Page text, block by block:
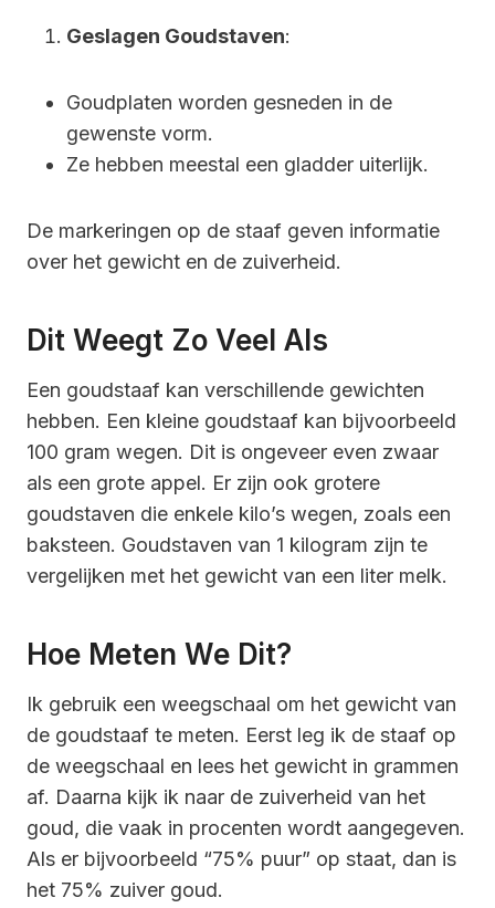
Geslagen Goudstaven:
Goudplaten worden gesneden in de
gewenste vorm.
Ze hebben meestal een gladder uiterlijk.
De markeringen op de staaf geven informatie
over het gewicht en de zuiverheid.
Dit Weegt Zo Veel Als
Een goudstaaf kan verschillende gewichten
hebben. Een kleine goudstaaf kan bijvoorbeeld
100 gram wegen. Dit is ongeveer even zwaar
als een grote appel. Er zijn ook grotere
goudstaven die enkele kilo’s wegen, zoals een
baksteen. Goudstaven van 1 kilogram zijn te
vergelijken met het gewicht van een liter melk.
Hoe Meten We Dit?
Ik gebruik een weegschaal om het gewicht van
de goudstaaf te meten. Eerst leg ik de staaf op
de weegschaal en lees het gewicht in grammen
af. Daarna kijk ik naar de zuiverheid van het
goud, die vaak in procenten wordt aangegeven.
Als er bijvoorbeeld “75% puur” op staat, dan is
het 75% zuiver goud.